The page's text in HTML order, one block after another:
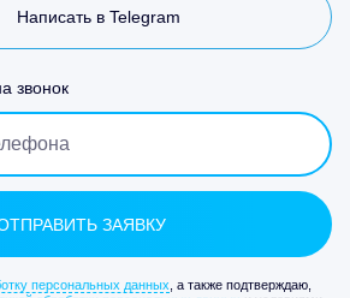
Написать в Telegram
звонок
персональных данных , а также подтверждаю,